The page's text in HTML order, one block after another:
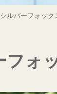
ルバーフォック
ォ